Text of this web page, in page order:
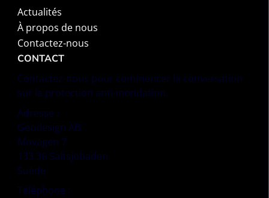
Actualités
À propos de nous
Contactez-nous
CONTACT
Contactez-nous pour commencer la conversation
sur la protection anti-inondation.
Adresse :
Geodesign AB
Movägen 7
133 36 Saltsjöbaden
Suède
Téléphone :